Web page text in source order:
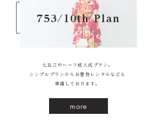
more
753/10th Plan
七五三やハーフ成人式プラン。
シンプルプランからお着物レンタルなども
​準備しております。